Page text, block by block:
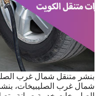
بنشر متنقل شمال غرب
شمال غرب الصليبيخات،